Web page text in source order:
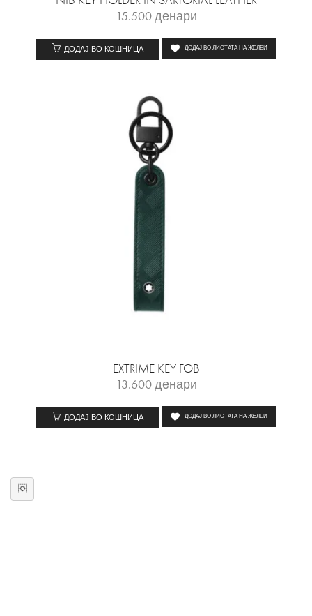
15.500денари
ДОДАЈ ВО КОШНИЦА ДОДАЈ ВО ЛИСТАТА НА ЖЕЛБИ
EXTRIME KEY FOB
13.600денари
ДОДАЈ ВО КОШНИЦА ДОДАЈ ВО ЛИСТАТА НА ЖЕЛБИ